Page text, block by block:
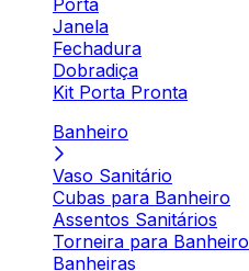
Porta
Janela
Fechadura
Dobradiça
Kit Porta Pronta
Banheiro
Vaso Sanitário
Cubas para Banheiro
Assentos Sanitários
Torneira para Banheiro
Banheiras